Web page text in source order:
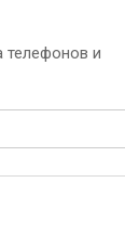
телефонов и